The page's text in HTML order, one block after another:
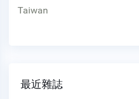
Taiwan
最近雜誌